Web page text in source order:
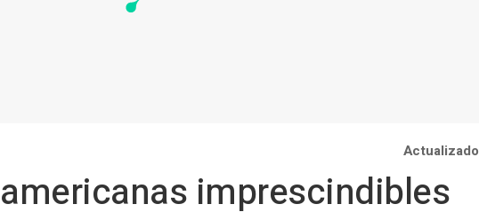
Actualizado
imprescindibles